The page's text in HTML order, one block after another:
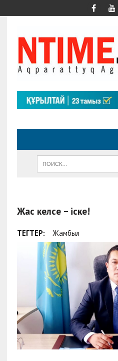
Жас келсе – іске!
ТЕГТЕР: Жамбыл